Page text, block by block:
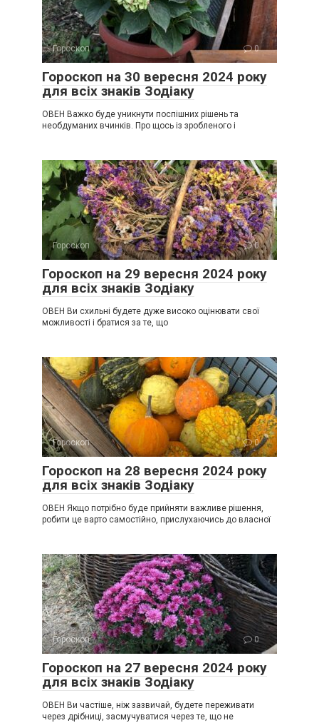
Гороскоп 0
Гороскоп на 30 вересня 2024 року
для всіх знаків Зодіаку
ОВЕН Важко буде уникнути поспішних рішень та
необдуманих вчинків. Про щось із зробленого і
Гороскоп 0
Гороскоп на 29 вересня 2024 року
для всіх знаків Зодіаку
ОВЕН Ви схильні будете дуже високо оцінювати свої
можливості і братися за те, що
Гороскоп 0
Гороскоп на 28 вересня 2024 року
для всіх знаків Зодіаку
ОВЕН Якщо потрібно буде прийняти важливе рішення,
робити це варто самостійно, прислухаючись до власної
Гороскоп 0
Гороскоп на 27 вересня 2024 року
для всіх знаків Зодіаку
ОВЕН Ви частіше, ніж зазвичай, будете переживати
через дрібниці, засмучуватися через те, що не